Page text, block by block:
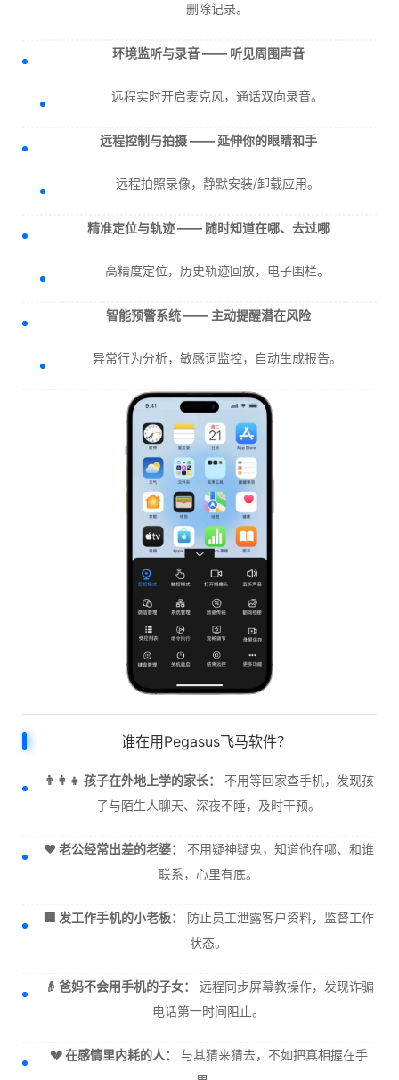
删除记录。
环境监听与录音 —— 听见周围声音
远程实时开启麦克风，通话双向录音。
远程控制与拍摄 —— 延伸你的眼睛和手
远程拍照录像，静默安装/卸载应用。
精准定位与轨迹 —— 随时知道在哪、去过哪
高精度定位，历史轨迹回放，电子围栏。
智能预警系统 —— 主动提醒潜在风险
异常行为分析，敏感词监控，自动生成报告。
谁在用Pegasus飞马软件？
👨‍👩‍👧 孩子在外地上学的家长：
不用等回家查手机，发现孩
子与陌生人聊天、深夜不睡，及时干预。
❤️ 老公经常出差的老婆：
不用疑神疑鬼，知道他在哪、和谁
联系，心里有底。
🏢 发工作手机的小老板：
防止员工泄露客户资料，监督工作
状态。
👴 爸妈不会用手机的子女：
远程同步屏幕教操作，发现诈骗
电话第一时间阻止。
💔 在感情里内耗的人：
与其猜来猜去，不如把真相握在手